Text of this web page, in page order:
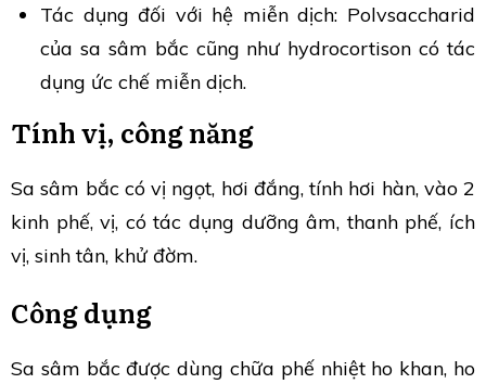
Tác dụng đối với hệ miễn dịch: Polvsaccharid
của sa sâm bắc cũng như hydrocortison có tác
dụng ức chế miễn dịch.
Tính vị, công năng
Sa sâm bắc có vị ngọt, hơi đắng, tính hơi hàn, vào 2
kinh phế, vị, có tác dụng dưỡng âm, thanh phế, ích
vị, sinh tân, khử đờm.
Công dụng
Sa sâm bắc được dùng chữa phế nhiệt ho khan, ho